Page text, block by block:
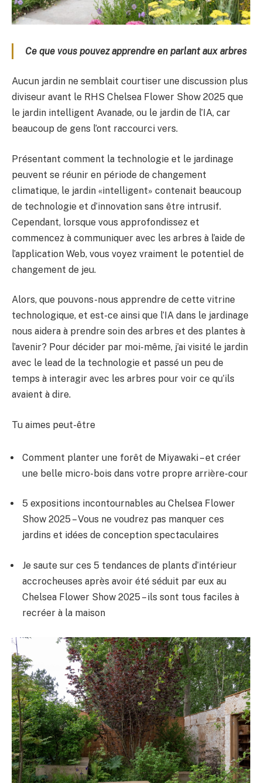
Ce que vous pouvez apprendre en parlant aux arbres
Aucun jardin ne semblait courtiser une discussion plus
diviseur avant le RHS Chelsea Flower Show 2025 que
le jardin intelligent Avanade, ou le jardin de l’IA, car
beaucoup de gens l’ont raccourci vers.
Présentant comment la technologie et le jardinage
peuvent se réunir en période de changement
climatique, le jardin «intelligent» contenait beaucoup
de technologie et d’innovation sans être intrusif.
Cependant, lorsque vous approfondissez et
commencez à communiquer avec les arbres à l’aide de
l’application Web, vous voyez vraiment le potentiel de
changement de jeu.
Alors, que pouvons-nous apprendre de cette vitrine
technologique, et est-ce ainsi que l’IA dans le jardinage
nous aidera à prendre soin des arbres et des plantes à
l’avenir? Pour décider par moi-même, j’ai visité le jardin
avec le lead de la technologie et passé un peu de
temps à interagir avec les arbres pour voir ce qu’ils
avaient à dire.
Tu aimes peut-être
Comment planter une forêt de Miyawaki – et créer
une belle micro-bois dans votre propre arrière-cour
5 expositions incontournables au Chelsea Flower
Show 2025 – Vous ne voudrez pas manquer ces
jardins et idées de conception spectaculaires
Je saute sur ces 5 tendances de plants d’intérieur
accrocheuses après avoir été séduit par eux au
Chelsea Flower Show 2025 – ils sont tous faciles à
recréer à la maison